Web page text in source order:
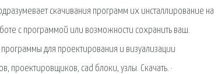
скачивания программ их инсталлирование на
с программой или возможности сохранить ваш.
программы для проектирования и визуализации
проектировщиков, cad блоки, узлы. Скачать. ·